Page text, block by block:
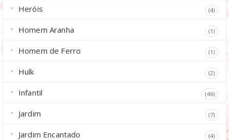
Heróis (4)
Homem Aranha (1)
Homem de Ferro (1)
Hulk (2)
Infantil (46)
Jardim (7)
Jardim Encantado (4)